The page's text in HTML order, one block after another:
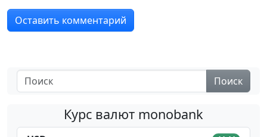
Поиск
Курс валют monobank